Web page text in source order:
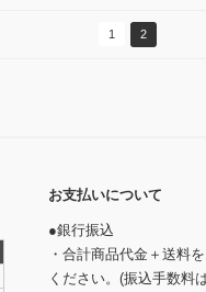
1 2
お支払いについて
●銀行振込
・合計商品代金＋送料
ください。(振込手数料